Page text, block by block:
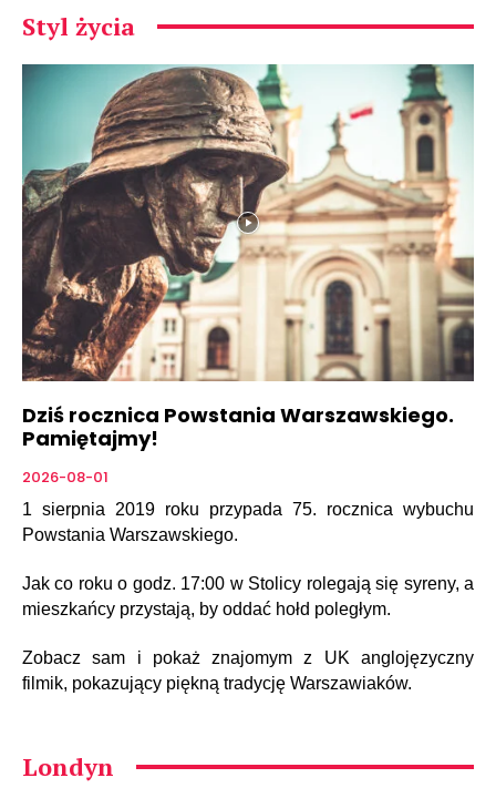
Styl życia
Dziś rocznica Powstania Warszawskiego.
Pamiętajmy!
2026-08-01
1 sierpnia 2019 roku przypada 75. rocznica wybuchu
Powstania Warszawskiego.
Jak co roku o godz. 17:00 w Stolicy rolegają się syreny, a
mieszkańcy przystają, by oddać hołd poległym.
Zobacz sam i pokaż znajomym z UK anglojęzyczny
filmik, pokazujący piękną tradycję Warszawiaków.
Londyn